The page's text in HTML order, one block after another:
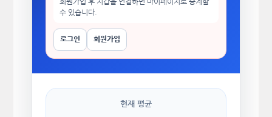
회원가입 후 지갑을 연결하면 마이페이지로 승계할
수 있습니다.
로그인 회원가입
현재 평균